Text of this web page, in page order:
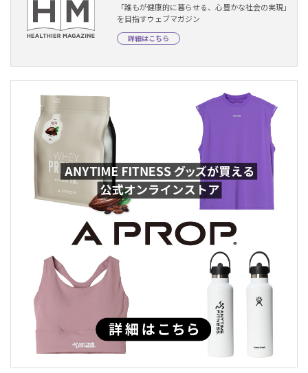
「誰もが健康的に暮らせる、心豊かな社会の実現」
を目指すウェブマガジン
詳細はこちら